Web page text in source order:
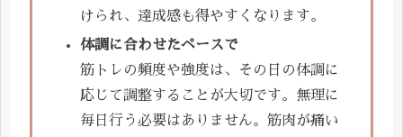
けられ、達成感も得やすくなります。
体調に合わせたペースで
筋トレの頻度や強度は、その日の体調に
応じて調整することが大切です。無理に
毎日行う必要はありません。筋肉が痛い